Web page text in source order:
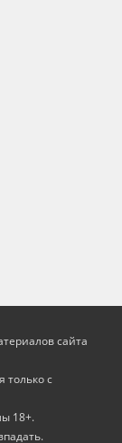
сайта
только с
18+.